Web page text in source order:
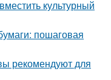
культурный
пошаговая
рекомендуют для